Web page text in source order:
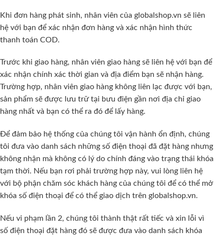
Khi đơn hàng phát sinh, nhân viên của globalshop.vn sẽ liên
hệ với bạn để xác nhận đơn hàng và xác nhận hình thức
thanh toán COD.
Trước khi giao hàng, nhân viên giao hàng sẽ liên hệ với bạn để
xác nhận chính xác thời gian và địa điểm bạn sẽ nhận hàng.
Trường hợp, nhân viên giao hàng không liên lạc được với bạn,
sản phẩm sẽ được lưu trữ tại bưu điện gần nơi địa chỉ giao
hàng nhất và bạn có thể ra đó để lấy hàng.
Để đảm bảo hệ thống của chúng tôi vận hành ổn định, chúng
tôi đưa vào danh sách những số điện thoại đã đặt hàng nhưng
không nhận mà không có lý do chính đáng vào trạng thái khóa
tạm thời. Nếu bạn rơi phải trường hợp này, vui lòng liên hệ
với bộ phận chăm sóc khách hàng của chúng tôi để có thể mở
khóa số điện thoại để có thể giao dịch trên globalshop.vn.
Nếu vi phạm lần 2, chúng tôi thành thật rất tiếc và xin lỗi vì
số điện thoại đặt hàng đó sẽ được đưa vào danh sách khóa